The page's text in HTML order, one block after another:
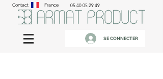
Contact France 05 40 05 29 49
SE CONNECTER